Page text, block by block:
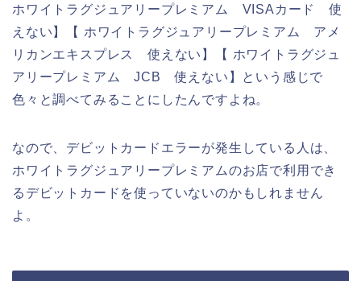
ホワイトラグジュアリープレミアム VISAカード 使
えない】【 ホワイトラグジュアリープレミアム アメ
リカンエキスプレス 使えない】【 ホワイトラグジュ
アリープレミアム JCB 使えない】という感じで
色々と調べてみることにしたんですよね。
なので、デビットカードエラーが発生している人は、
ホワイトラグジュアリープレミアムのお店で利用でき
るデビットカードを使っていないのかもしれません
よ。